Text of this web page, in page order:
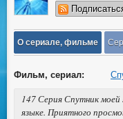
О сериале, фильме
Фильм, сериал:
147 Серия Спутник моей
языке. Приятного